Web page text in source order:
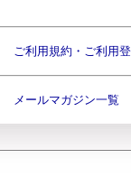
ご利用規約・ご利用
メールマガジン一覧